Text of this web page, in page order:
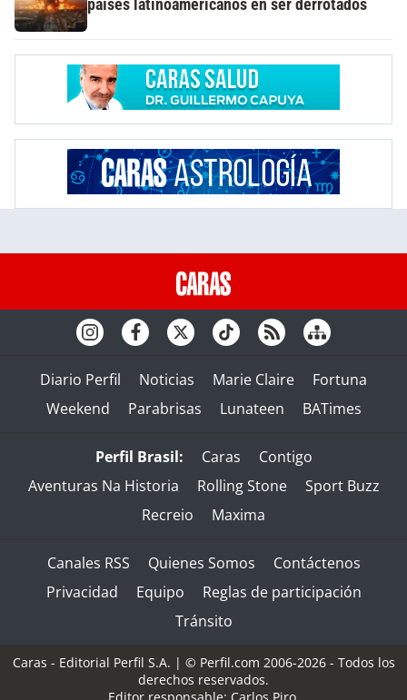
países latinoamericanos en ser derrotados
Diario Perfil Noticias Marie Claire
Fortuna
Weekend
Parabrisas Lunateen BATimes
Perfil Brasil: Caras
Contigo
Aventuras Na Historia
Rolling Stone
Sport Buzz
Recreio
Maxima
Canales RSS Quienes Somos
Contáctenos
Privacidad
Equipo
Reglas de participación
Tránsito
Caras - Editorial Perfil S.A. | © Perfil.com 2006-2026 - Todos los
derechos reservados.